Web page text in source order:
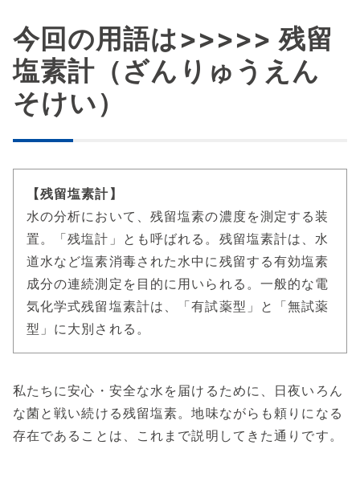
今回の用語は>>>>> 残留
塩素計（ざんりゅうえん
そけい）
【残留塩素計】
水の分析において、残留塩素の濃度を測定する装
置。「残塩計」とも呼ばれる。残留塩素計は、水
道水など塩素消毒された水中に残留する有効塩素
成分の連続測定を目的に用いられる。一般的な電
気化学式残留塩素計は、「有試薬型」と「無試薬
型」に大別される。
私たちに安心・安全な水を届けるために、日夜いろん
な菌と戦い続ける残留塩素。地味ながらも頼りになる
存在であることは、これまで説明してきた通りです。